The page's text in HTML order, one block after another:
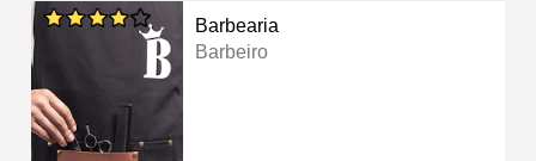
Barbearia
Barbeiro